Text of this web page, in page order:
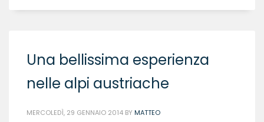
Una bellissima esperienza
nelle alpi austriache
MERCOLEDÌ, 29 GENNAIO 2014 BY MATTEO